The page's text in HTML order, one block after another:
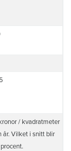
/ kvadratmeter
år. Vilket i snitt blir